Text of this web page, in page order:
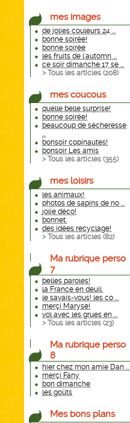
mes images
de jolies couleurs 24 ...
bonne soirée!
bonne soirée
les fruits de l'automn ...
ce soir dimanche 17 se ...
> Tous les articles (208)
mes coucous
quelle belle surprise!
bonne soirée!
beaucoup de sécheresse
...
bonsoir copinautes!
bonsoir Les amis
> Tous les articles (355)
mes loisirs
les animaux!
photos de sapins de no ...
jolie déco!
bonnet.
des idées recyclage!
> Tous les articles (82)
Ma rubrique perso
7
belles paroles!
la France en deuil.
le savais-vous! les co ...
merçi Maryse!
vol avec les grues en ...
> Tous les articles (23)
Ma rubrique perso
8
hier chez mon amie Dan ...
merçi Fany
bon dimanche
les goûts
Mes bons plans